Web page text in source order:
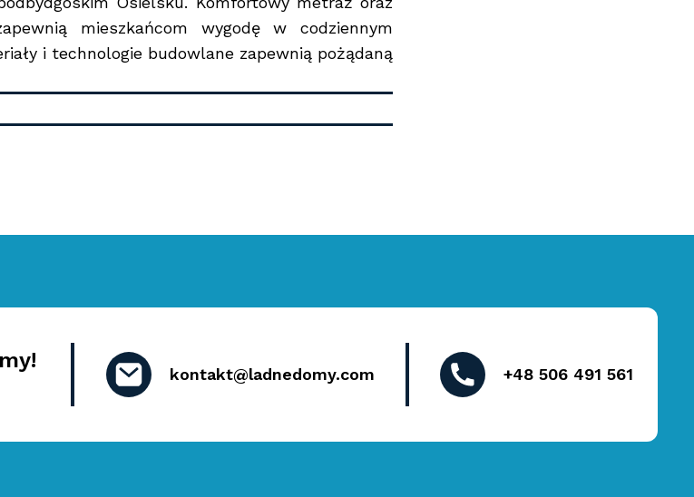
mieszkańcom wygodę w codziennym
i technologie budowlane zapewnią pożądaną
kontakt@ladnedomy.com +48 506 491 561